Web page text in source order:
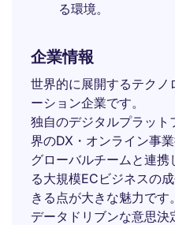
る環境。
企業情報
世界的に展開するテクノ
ーション企業です。
独自のデジタルプラット
界のDX・オンライン事
グローバルチームと連
る大規模ECビジネスの
きる点が大きな魅力です。
データドリブンな意思